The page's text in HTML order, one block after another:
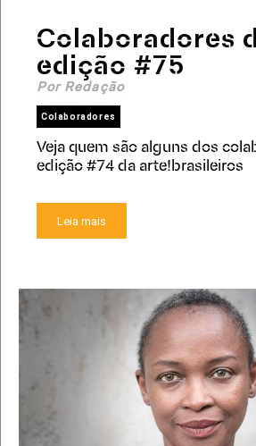
Colaboradores
edição #75
Por Redação
Colaboradores
Veja quem são alguns dos
edição #74 da arte!brasileiros
Leia mais